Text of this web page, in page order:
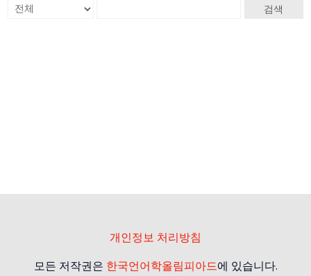
검색
개인정보 처리방침
모든 저작권은 한국언어학올림피아드에 있습니다.